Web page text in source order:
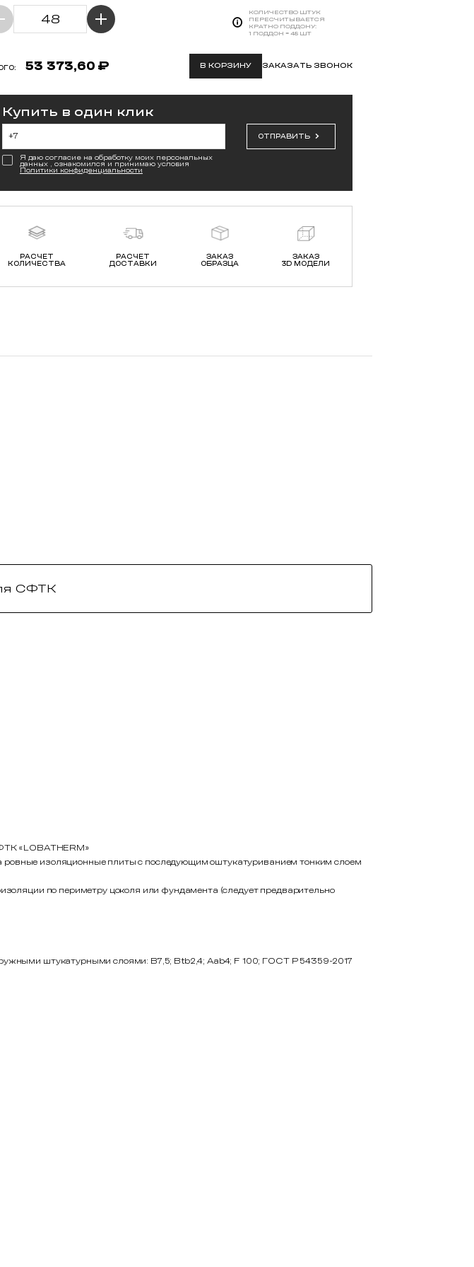
КОЛИЧЕСТВО ШТУК
ПЕРЕСЧИТЫВАЕТСЯ
КРАТНО ПОДДОНУ:
1 ПОДДОН = 48 ШТ
53 373,60 ₽ В КОРЗИНУ ЗАКАЗАТЬ ЗВОНОК
Купить в один клик
ОТПРАВИТЬ
Я даю согласие на обработку моих персональных
данных , ознакомился и принимаю условия
Политики конфиденциальности
РАСЧЕТ
КОЛИЧЕСТВА
РАСЧЕТ
ДОСТАВКИ
ЗАКАЗ
ОБРАЗЦА
ЗАКАЗ
3D МОДЕЛИ
СФТК
«LOBATHERM»
ровные изоляционные плиты с последующим оштукатуриванием тонким слоем
по периметру цоколя или фундамента (следует предварительно
штукатурными слоями: B7,5; Btb2,4; Aab4; F 100; ГОСТ Р 54359-2017